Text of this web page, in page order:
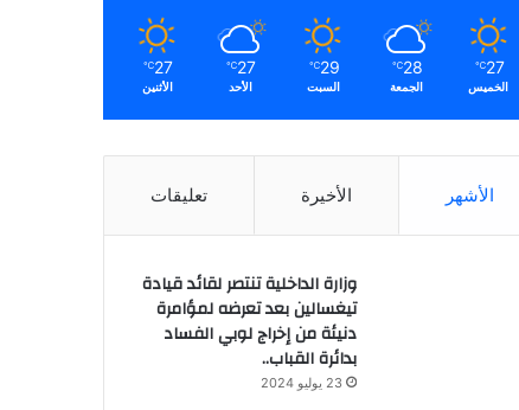
27
℃
الخميس
28
℃
الجمعة
29
℃
السبت
27
℃
الأحد
27
℃
الأثنين
الأشهر الأخيرة تعليقات
وزارة الداخلية تنتصر لقائد قيادة
تيغسالين بعد تعرضه لمؤامرة
دنيئة من إخراج لوبي الفساد
بدائرة القباب..
23 يوليو 2024